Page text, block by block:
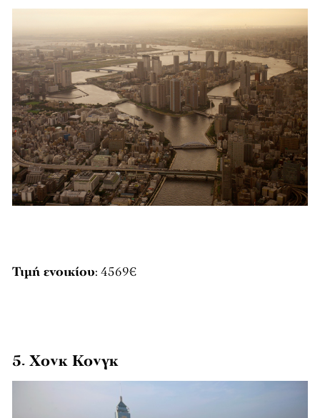
Τιμή ενοικίου: 4569€
5. Χονκ Κονγκ